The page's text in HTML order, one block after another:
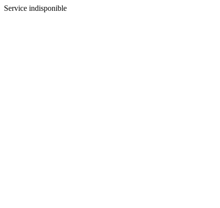
Service indisponible